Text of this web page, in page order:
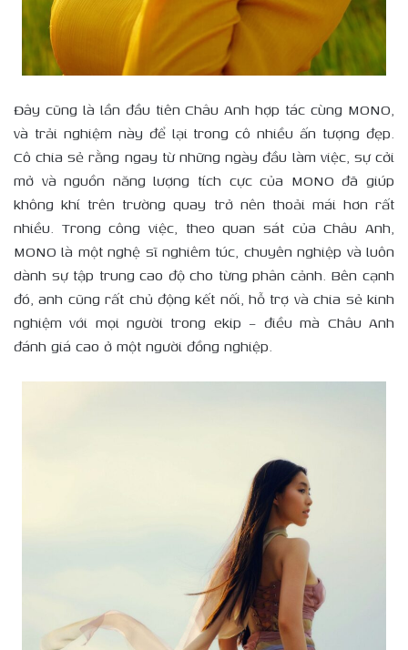
Đây cũng là lần đầu tiên Châu Anh hợp tác cùng MONO,
và trải nghiệm này để lại trong cô nhiều ấn tượng đẹp.
Cô chia sẻ rằng ngay từ những ngày đầu làm việc, sự cởi
mở và nguồn năng lượng tích cực của MONO đã giúp
không khí trên trường quay trở nên thoải mái hơn rất
nhiều. Trong công việc, theo quan sát của Châu Anh,
MONO là một nghệ sĩ nghiêm túc, chuyên nghiệp và luôn
dành sự tập trung cao độ cho từng phân cảnh. Bên cạnh
đó, anh cũng rất chủ động kết nối, hỗ trợ và chia sẻ kinh
nghiệm với mọi người trong ekip – điều mà Châu Anh
đánh giá cao ở một người đồng nghiệp.